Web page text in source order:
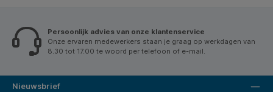
Persoonlijk advies van onze klantenservice
Onze ervaren medewerkers staan je graag op werkdagen van
8.30 tot 17.00 te woord per telefoon of e-mail.
Nieuwsbrief